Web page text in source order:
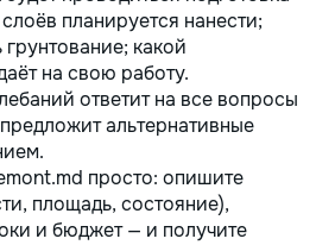
планируется нанести;
какой
на свою работу.
ответит на все вопросы
альтернативные
просто: опишите
площадь, состояние),
и бюджет — и получите